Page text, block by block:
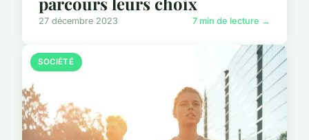
27 décembre 2023 7 min de lecture →
SOCIÉTÉ